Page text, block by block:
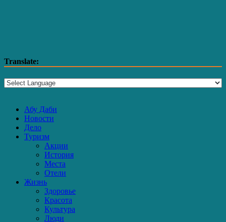
Translate:
Абу Даби
Новости
Дело
Туризм
Акции
История
Места
Отели
Жизнь
Здоровье
Красота
Культура
Люди